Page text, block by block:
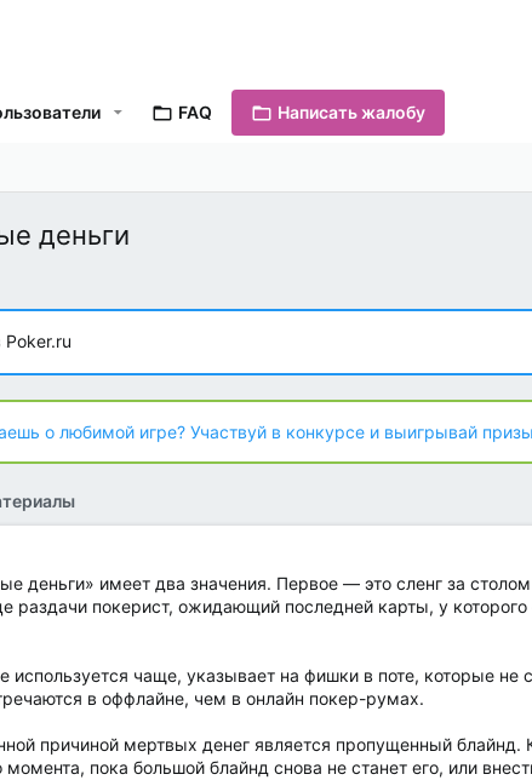
FAQ Написать жалобу
деньги
Poker.ru
о любимой игре? Участвуй в конкурсе и выигрывай
деньги» имеет два значения. Первое — это сленг за
раздачи покерист, ожидающий последней карты, у
используется чаще, указывает на фишки в поте, которые не
в оффлайне, чем в онлайн покер-румах.
причиной мертвых денег является пропущенный
момента, пока большой блайнд снова не станет его, или